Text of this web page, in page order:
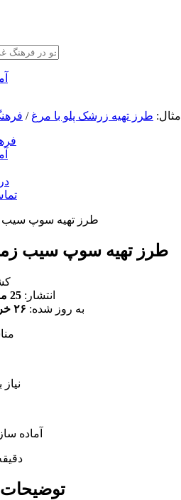
مثال: طرز تهیه زرشک پلو با مرغ /
طرز تهیه سوپ سیب
انتشار:
به روز شده:
آماده
60 - 120
توضیحات